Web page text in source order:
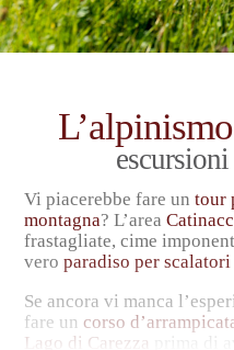
L’alpinismo
Vi piacerebbe fare untour
montagna? L’area
frastagliate, cime
veroparadiso per
Se ancora vi manca
fare un corso
Lago di Carezza